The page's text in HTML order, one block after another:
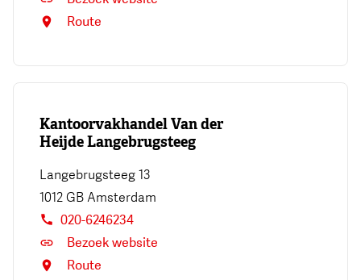
Route
Kantoorvakhandel Van der
Heijde Langebrugsteeg
Langebrugsteeg 13
1012 GBAmsterdam
020-6246234
Bezoek website
Route